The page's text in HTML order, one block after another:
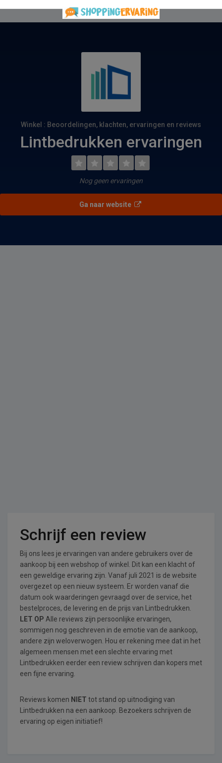
Winkel : Beoordelingen, klachten, ervaringen en reviews
Lintbedrukken ervaringen
Nog geen ervaringen
Ga naar website
Schrijf een review
Bij ons lees je ervaringen van andere gebruikers over de
aankoop bij een webshop of winkel. Dit kan een klacht of
een geweldige ervaring zijn. Vanaf juli 2021 is de website
overgezet op een nieuw systeem. Er worden vanaf die
datum ook waarderingen gevraagd over de service, het
bestelproces, de levering en de prijs van Lintbedrukken.
LET OP Alle reviews zijn persoonlijke ervaringen,
sommigen nog geschreven in de emotie van de aankoop,
andere zijn weloverwogen. Hou er rekening mee dat in het
algemeen mensen met een slechte ervaring met
Lintbedrukken eerder een review schrijven dan kopers met
een fijne ervaring.
Reviews komen NIET tot stand op uitnodiging van
Lintbedrukken na een aankoop. Bezoekers schrijven de
ervaring op eigen initiatief!